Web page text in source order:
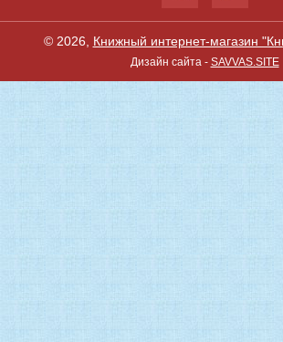
© 2026, Книжный интернет-магазин
Дизайн сайта - SAVVAS.SITE